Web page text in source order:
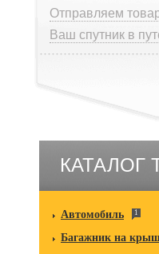
Отправляем
Ваш спутник в
КАТАЛОГ
Автомобиль 1
Багажник на